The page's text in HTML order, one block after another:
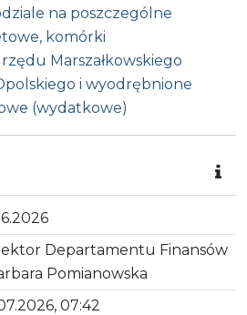
na poszczególne
komórki
Marszałkowskiego
i wyodrębnione
(wydatkowe)
Departamentu Finansów
Pomianowska
07:42